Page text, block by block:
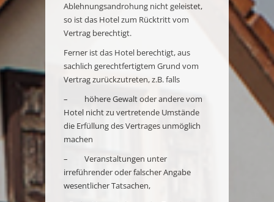
Ablehnungsandrohung nicht geleistet,
so ist das Hotel zum Rücktritt vom
Vertrag berechtigt.
Ferner ist das Hotel berechtigt, aus
sachlich gerechtfertigtem Grund vom
Vertrag zurückzutreten, z.B. falls
– höhere Gewalt oder andere vom
Hotel nicht zu vertretende Umstände
die Erfüllung des Vertrages unmöglich
machen
– Veranstaltungen unter
irreführender oder falscher Angabe
wesentlicher Tatsachen,